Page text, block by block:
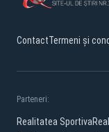
ContactTermeni și
Parteneri:
Realitatea Sportiva